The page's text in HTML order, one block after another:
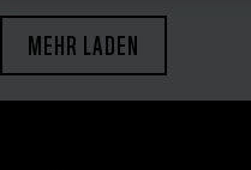
MEHR LADEN